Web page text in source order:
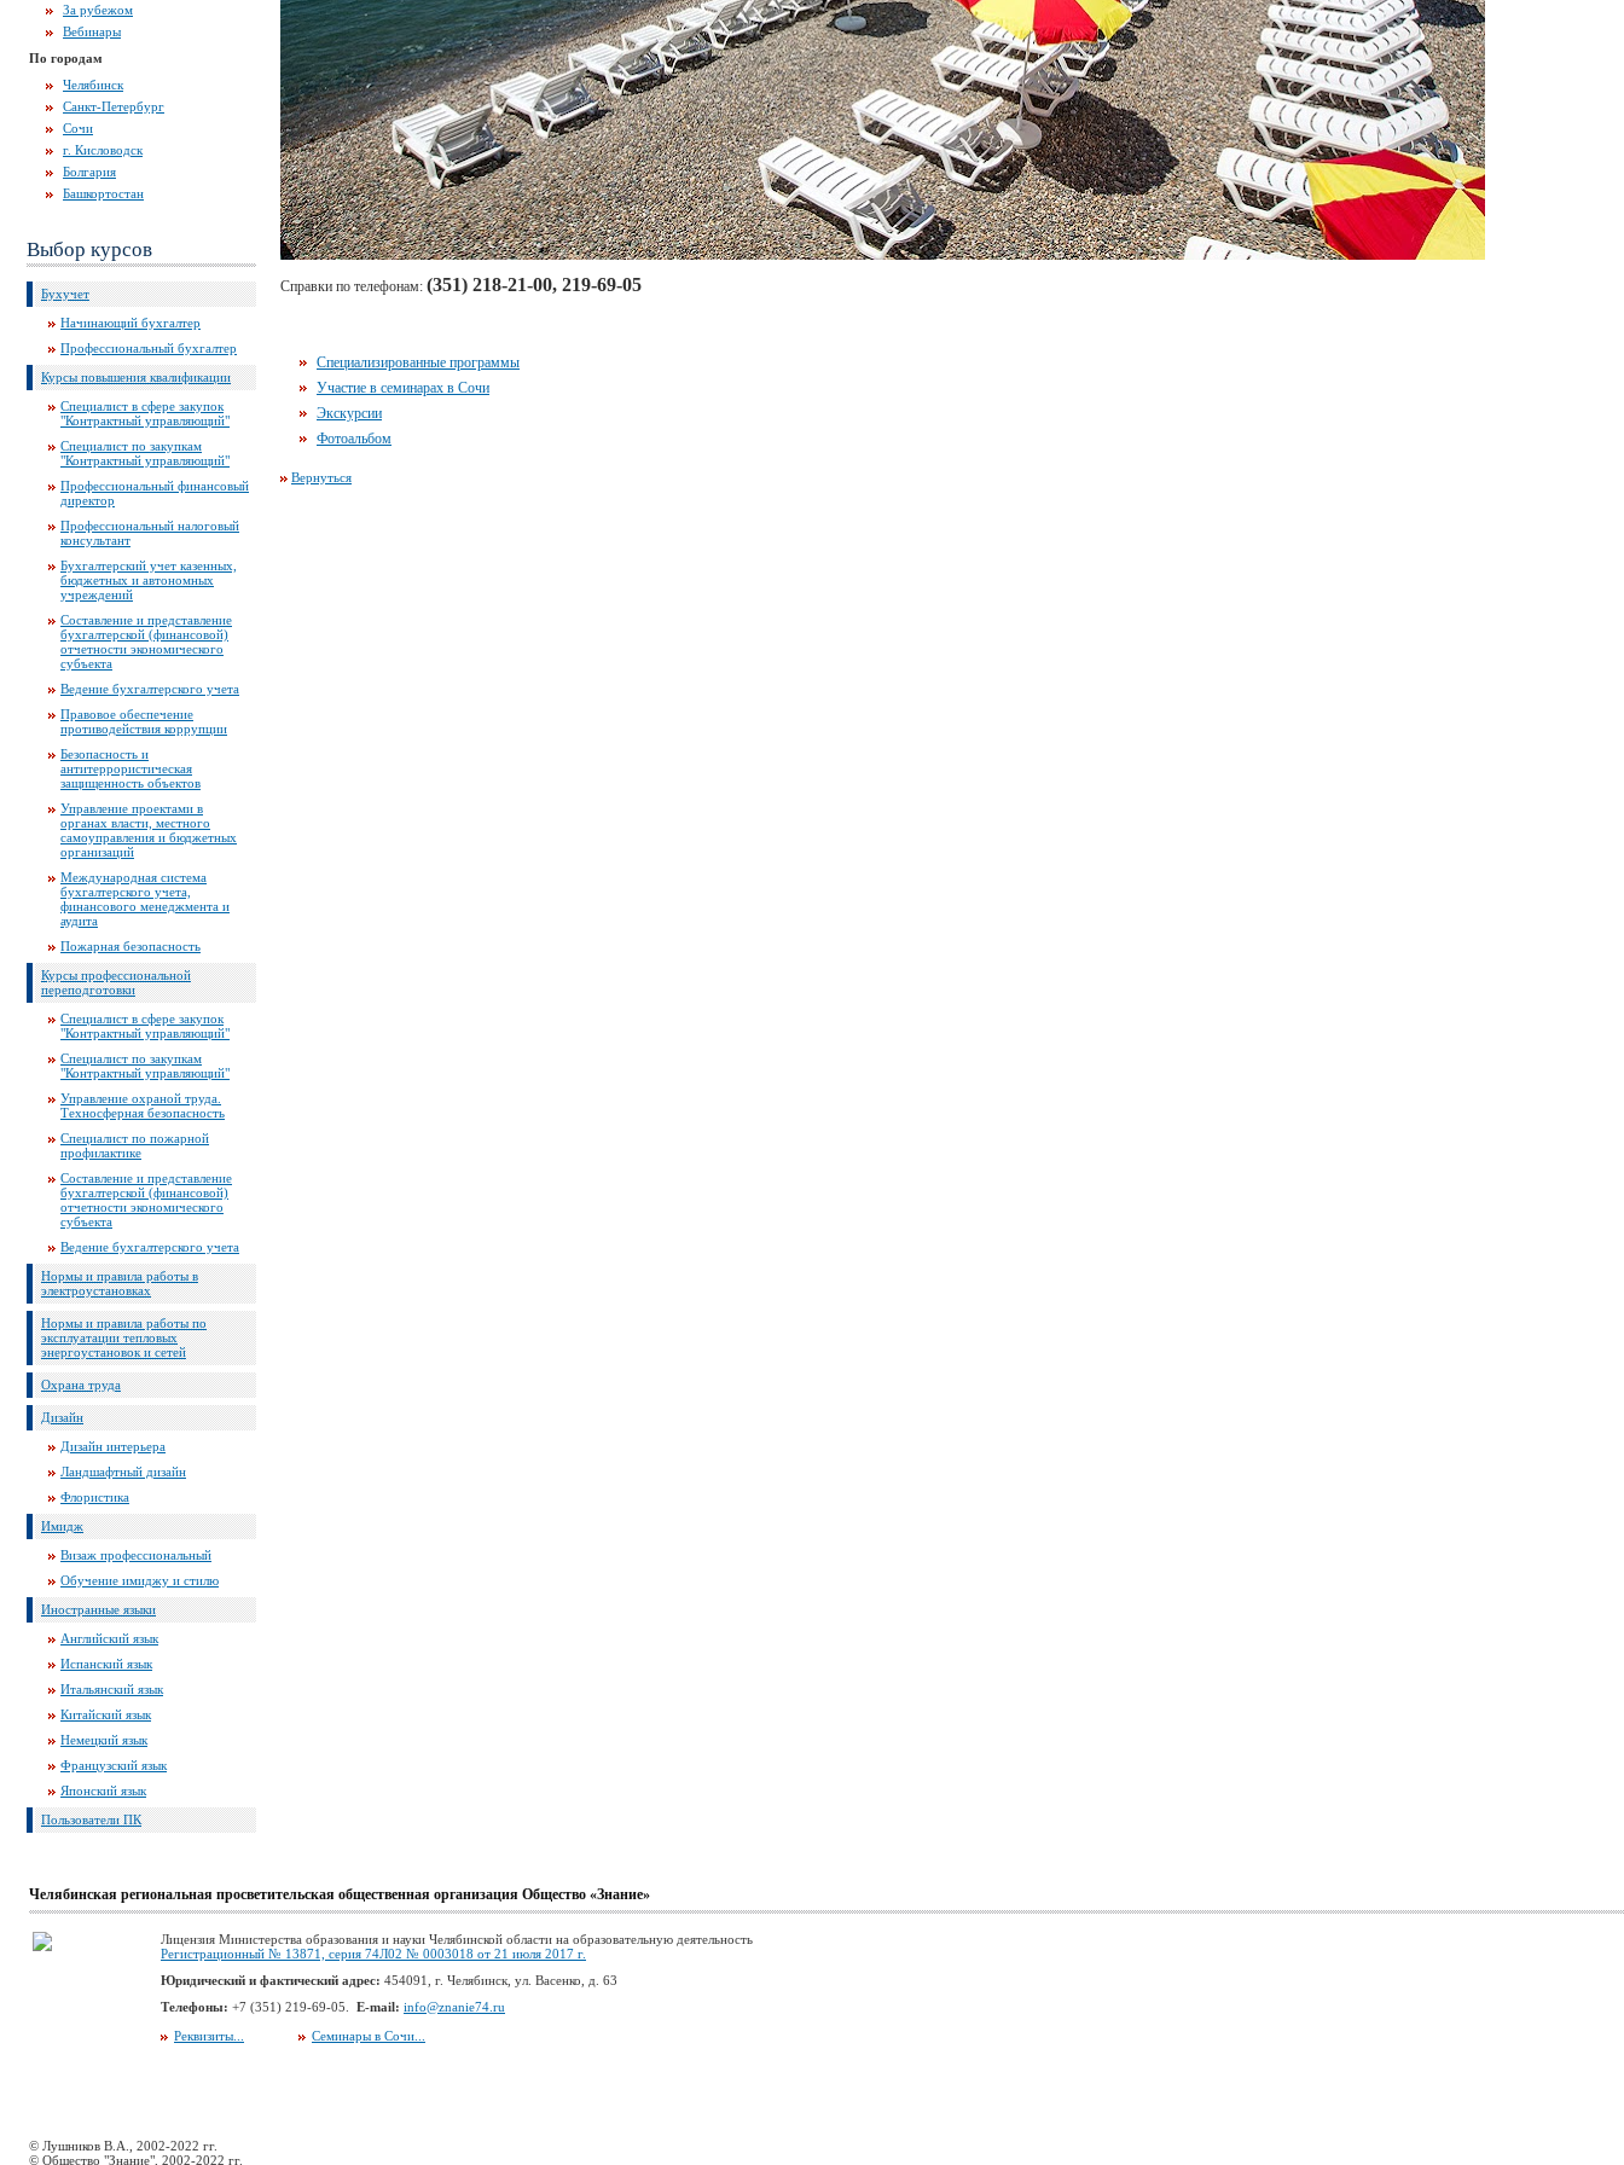
За рубежом
Вебинары
По городам
Челябинск
Санкт-Петербург
Сочи
г. Кисловодск
Болгария
Башкортостан
Выбор курсов
Бухучет
Начинающий бухгалтер
Профессиональный бухгалтер
Курсы повышения квалификации
Специалист в сфере закупок
"Контрактный управляющий"
Специалист по закупкам
"Контрактный управляющий"
Профессиональный финансовый
директор
Профессиональный налоговый
консультант
Бухгалтерский учет казенных,
бюджетных и автономных
учреждений
Составление и представление
бухгалтерской (финансовой)
отчетности экономического
субъекта
Ведение бухгалтерского учета
Правовое обеспечение
противодействия коррупции
Безопасность и
антитеррористическая
защищенность объектов
Управление проектами в
органах власти, местного
самоуправления и бюджетных
организаций
Международная система
бухгалтерского учета,
финансового менеджмента и
аудита
Пожарная безопасность
Курсы профессиональной
переподготовки
Специалист в сфере закупок
"Контрактный управляющий"
Специалист по закупкам
"Контрактный управляющий"
Управление охраной труда.
Техносферная безопасность
Специалист по пожарной
профилактике
Составление и представление
бухгалтерской (финансовой)
отчетности экономического
субъекта
Ведение бухгалтерского учета
Нормы и правила работы в
электроустановках
Нормы и правила работы по
эксплуатации тепловых
энергоустановок и сетей
Охрана труда
Дизайн
Дизайн интерьера
Ландшафтный дизайн
Флористика
Имидж
Визаж профессиональный
Обучение имиджу и стилю
Иностранные языки
Английский язык
Испанский язык
Итальянский язык
Китайский язык
Немецкий язык
Французский язык
Японский язык
Пользователи ПК
Справки по телефонам: (351) 218-21-00, 219-69-05
Специализированные программы
Участие в семинарах в Сочи
Экскурсии
Фотоальбом
Вернуться
Челябинская региональная просветительская общественная организация Общество «Знание»
Лицензия Министерства образования и науки Челябинской области на образовательную деятельность
Регистрационный № 13871, серия 74Л02 № 0003018 от 21 июля 2017 г.
Юридический и фактический адрес: 454091, г. Челябинск, ул. Васенко, д. 63
Телефоны: +7 (351) 219-69-05. E-mail: info@znanie74.ru
Реквизиты...
Семинары в Сочи...
© Лушников В.А., 2002-2022 гг.
© Общество "Знание", 2002-2022 гг.